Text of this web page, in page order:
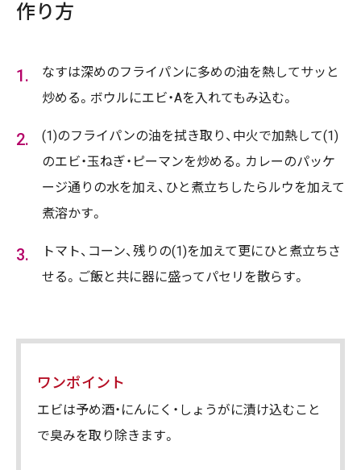
作り方
なすは深めのフライパンに多めの油を熱してサッと
炒める。ボウルにエビ・Aを入れてもみ込む。
(1)のフライパンの油を拭き取り、中火で加熱して(1)
のエビ・玉ねぎ・ピーマンを炒める。カレーのパッケ
ージ通りの水を加え、ひと煮立ちしたらルウを加えて
煮溶かす。
トマト、コーン、残りの(1)を加えて更にひと煮立ちさ
せる。ご飯と共に器に盛ってパセリを散らす。
ワンポイント
エビは予め酒・にんにく・しょうがに漬け込むこと
で臭みを取り除きます。